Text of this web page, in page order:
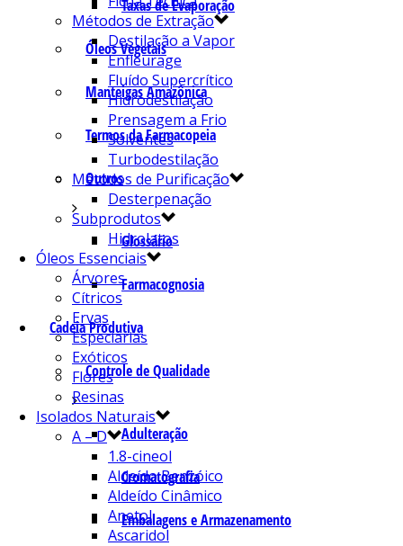
Taxas de Evaporação
Óleos Vegetais
Manteigas Amazônica
Termos da Farmacopeia
Outros
Glossário
Farmacognosia
Cadeia Produtiva
Controle de Qualidade
Adulteração
Cromatografia
Embalagens e Armazenamento
Métodos de Extração
Destilação a Vapor
Enfleurage
Fluído Supercrítico
Hidrodestilação
Prensagem a Frio
Solventes
Turbodestilação
Métodos de Purificação
Desterpenação
Subprodutos
Hidrolatos
Óleos Essenciais
Árvores
Cítricos
Ervas
Especiarias
Exóticos
Flores
Resinas
Isolados Naturais
A – D
1.8-cineol
Aldeído Benzóico
Aldeído Cinâmico
Anetol
Ascaridol